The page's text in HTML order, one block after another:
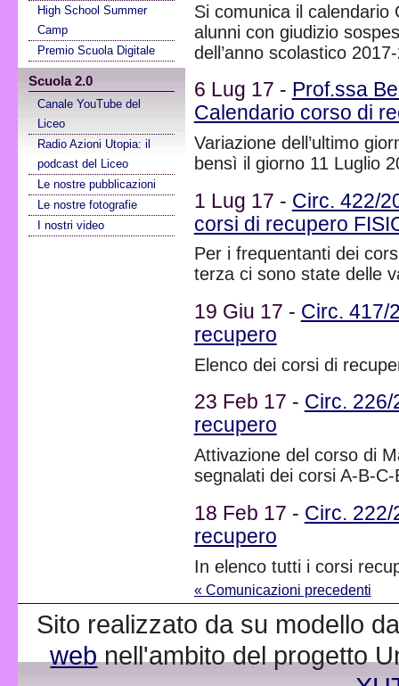
High School Summer
Camp
Premio Scuola Digitale
Scuola 2.0
Canale YouTube del
Liceo
Radio Azioni Utopia: il
podcast del Liceo
Le nostre pubblicazioni
Le nostre fotografie
I nostri video
Si comunica il calendario
alunni con giudizio
dell’anno scolastico
6 Lug 17 - Prof.ssa
Calendario corso di
Variazione dell’ultimo
bensì il giorno 11 Luglio
1 Lug 17 - Circ. 422/
corsi di recupero
Per i frequentanti dei
terza ci sono state delle
19 Giu 17 - Circ. 417/
recupero
Elenco dei corsi di
23 Feb 17 - Circ.
recupero
Attivazione del corso di
segnalati dei corsi A-B-
18 Feb 17 - Circ.
recupero
In elenco tutti i corsi
« Comunicazioni precedenti
Sito realizzato da su modello
webnell'ambito del progetto